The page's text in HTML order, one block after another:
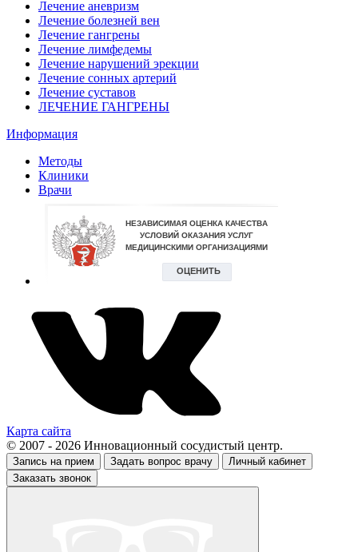
Лечение аневризм
Лечение болезней вен
Лечение гангрены
Лечение лимфедемы
Лечение нарушений эрекции
Лечение сонных артерий
Лечение суставов
ЛЕЧЕНИЕ ГАНГРЕНЫ
Информация
Методы
Клиники
Врачи
Карта сайта
© 2007 - 2026 Инновационный сосудистый центр.
Запись на прием Задать вопрос врачу
Личный кабинет
Заказать звонок